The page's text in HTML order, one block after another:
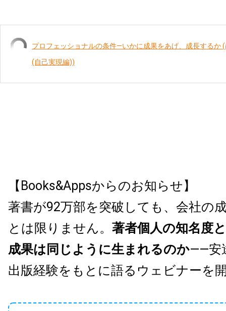
プロフェッショナルの条件―いかに成果をあげ、成長するか
(自己実現編))
【Books&Appsからのお知らせ】
著書が92万部を突破しても、会社の
とは限りません。 著者個人の知名度
成果は同じように生まれるのか——安
出版経験をもとに語るウェビナーを